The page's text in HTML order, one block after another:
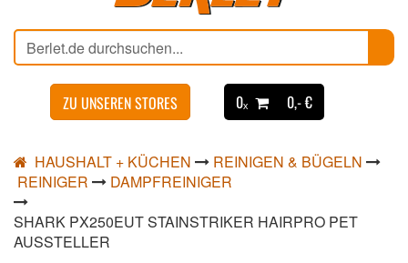
ZU UNSEREN STORES 0ₓ 0,- €
HAUSHALT + KÜCHEN
REINIGEN & BÜGELN
REINIGER
DAMPFREINIGER
SHARK PX250EUT STAINSTRIKER HAIRPRO PET
AUSSTELLER